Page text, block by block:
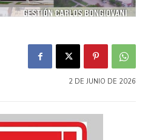
2 DE JUNIO DE 2026